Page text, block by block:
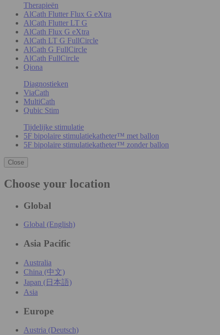
Therapieën
AlCath Flutter Flux G eXtra
AlCath Flutter LT G
AlCath Flux G eXtra
AlCath LT G FullCircle
AlCath G FullCircle
AlCath FullCircle
Qiona
Diagnostieken
ViaCath
MultiCath
Qubic Stim
Tijdelijke stimulatie
5F bipolaire stimulatiekatheter™ met ballon
5F bipolaire stimulatiekatheter™ zonder ballon
Close
Choose your location
Global
Global (English)
Asia Pacific
Australia
China (中文)
Japan (日本語)
Asia
Europe
Austria (Deutsch)